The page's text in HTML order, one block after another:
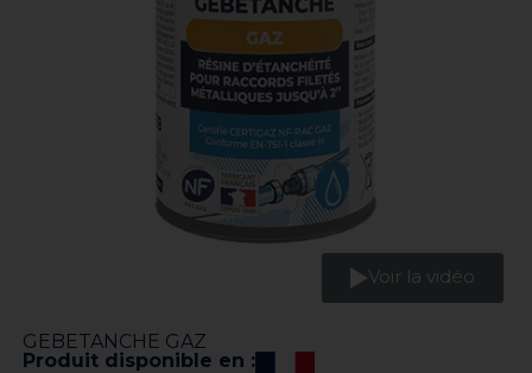
Voir la vidéo
GEBETANCHE GAZ
Produit disponible en :